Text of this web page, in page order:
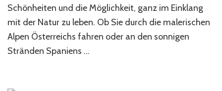
Schönheiten und die Möglichkeit, ganz im Einklang
mit der Natur zu leben. Ob Sie durch die malerischen
Alpen Österreichs fahren oder an den sonnigen
Stränden Spaniens …